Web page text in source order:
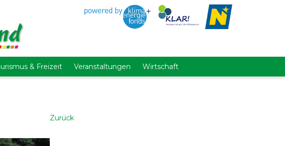
& Freizeit Veranstaltungen Wirtschaft
Zurück